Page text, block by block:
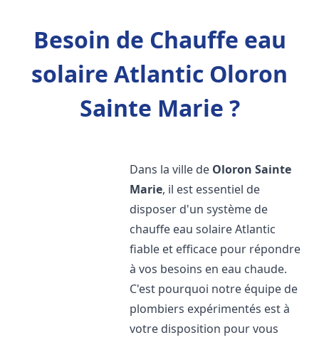
Besoin de Chauffe eau
solaire Atlantic Oloron
Sainte Marie ?
Dans la ville de Oloron Sainte
Marie, il est essentiel de
disposer d'un système de
chauffe eau solaire Atlantic
fiable et efficace pour répondre
à vos besoins en eau chaude.
C'est pourquoi notre équipe de
plombiers expérimentés est à
votre disposition pour vous